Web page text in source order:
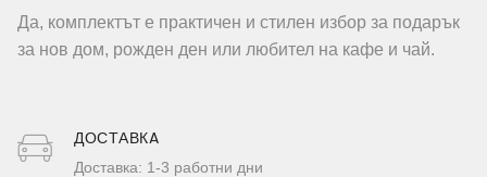
Да, комплектът е практичен и стилен избор за подарък
за нов дом, рожден ден или любител на кафе и чай.
ДОСТАВКA
Доставка: 1-3 работни дни